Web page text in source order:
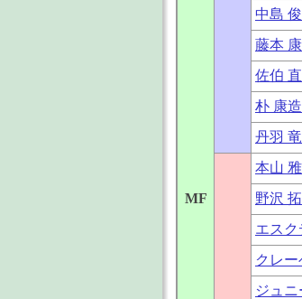
MF
中島
藤本
佐伯
朴 康造
丹羽
本山
野沢
エスク
クレー
ジュニ